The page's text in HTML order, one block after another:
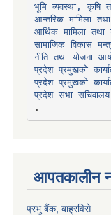
भूमि व्यवस्था, कृषि
सामाजिक विकास
प्रदेश प्रमुखको
प्रदेश प्रमुखको
प्रदेश सभा सचिवालय
आपतकालीन
प्रभु बैंक, बाह्रविसे
011489259